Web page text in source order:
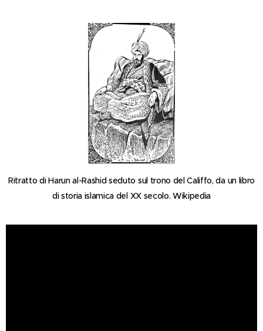
Ritratto di Harun al-Rashid seduto sul trono delCaliffo, da un libro
di storia islamica del XX secolo. Wikipedia